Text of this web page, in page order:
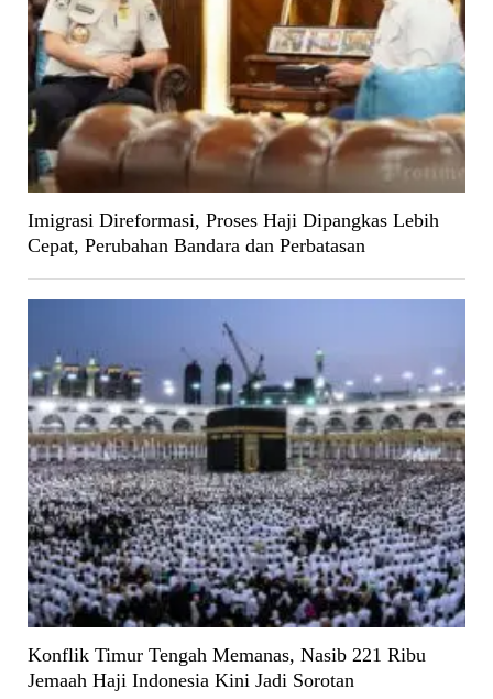
Imigrasi Direformasi, Proses Haji Dipangkas Lebih
Cepat, Perubahan Bandara dan Perbatasan
Konflik Timur Tengah Memanas, Nasib 221 Ribu
Jemaah Haji Indonesia Kini Jadi Sorotan